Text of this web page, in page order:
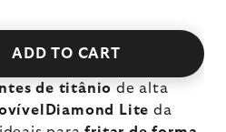
ADD TO CART
de titânio de alta
Liteda